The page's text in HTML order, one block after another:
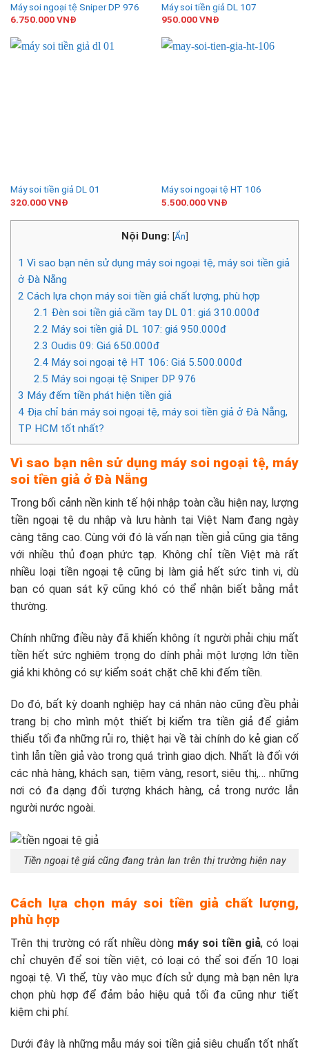
Máy soi ngoại tệ Sniper DP 976
6.750.000VNĐ
Máy soi tiền giả DL 107
950.000VNĐ
Máy soi tiền giả DL 01
320.000VNĐ
Máy soi ngoại tệ HT 106
5.500.000VNĐ
Nội Dung: [Ẩn]
1 Vì sao bạn nên sử dụng máy soi ngoại tệ, máy soi tiền giả
ở Đà Nẵng
2 Cách lựa chọn máy soi tiền giả chất lượng, phù hợp
2.1 Đèn soi tiền giả cầm tay DL 01: giá 310.000đ
2.2 Máy soi tiền giả DL 107: giá 950.000đ
2.3 Oudis 09: Giá 650.000đ
2.4Máy soi ngoại tệ HT 106: Giá 5.500.000đ
2.5 Máy soi ngoại tệ Sniper DP 976
3 Máy đếm tiền phát hiện tiền giả
4 Địa chỉ bán máy soi ngoại tệ, máy soi tiền giả ở Đà Nẵng,
TP HCM tốt nhất?
Vì sao bạn nên sử dụng máy soi ngoại tệ, máy
soi tiền giả ở Đà Nẵng
Trong bối cảnh nền kinh tế hội nhập toàn cầu hiện nay, lượng
tiền ngoại tệ du nhập và lưu hành tại Việt Nam đang ngày
càng tăng cao. Cùng với đó là vấn nạn tiền giả cũng gia tăng
với nhiều thủ đoạn phức tạp. Không chỉ tiền Việt mà rất
nhiều loại tiền ngoại tệ cũng bị làm giả hết sức tinh vi, dù
bạn có quan sát kỹ cũng khó có thể nhận biết bằng mắt
thường.
Chính những điều này đã khiến không ít người phải chịu mất
tiền hết sức nghiêm trọng do dính phải một lượng lớn tiền
giả khi không có sự kiểm soát chặt chẽ khi đếm tiền.
Do đó, bất kỳ doanh nghiệp hay cá nhân nào cũng đều phải
trang bị cho mình một thiết bị kiểm tra tiền giả để giảm
thiểu tối đa những rủi ro, thiệt hại về tài chính do kẻ gian cố
tình lẫn tiền giả vào trong quá trình giao dịch. Nhất là đối với
các nhà hàng, khách sạn, tiệm vàng, resort, siêu thị,… những
nơi có đa dạng đối tượng khách hàng, cả trong nước lẫn
người nước ngoài.
Tiền ngoại tệ giả cũng đang tràn lan trên thị trường hiện nay
Cách lựa chọn máy soi tiền giả chất lượng,
phù hợp
Trên thị trường có rất nhiều dòng máy soi tiền giả, có loại
chỉ chuyên để soi tiền việt, có loại có thể soi đến 10 loại
ngoại tệ. Vì thể, tùy vào mục đích sử dụng mà bạn nên lựa
chọn phù hợp để đảm bảo hiệu quả tối đa cũng như tiết
kiệm chi phí.
Dưới đây là những mẫu máy soi tiền giả siêu chuẩn tốt nhất